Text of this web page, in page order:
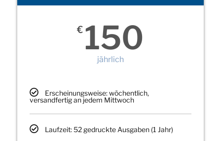
€ 150
jährlich
Erscheinungsweise: wöchentlich,
versandfertig an jedem Mittwoch
Laufzeit: 52 gedruckte Ausgaben (1 Jahr)